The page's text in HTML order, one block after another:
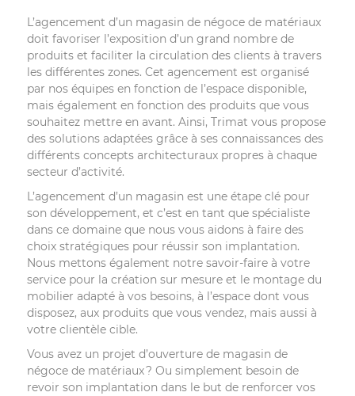
L’agencement d’un magasin de négoce de matériaux
doit favoriser l’exposition d’un grand nombre de
produits et faciliter la circulation des clients à travers
les différentes zones. Cet agencement est organisé
par nos équipes en fonction de l’espace disponible,
mais également en fonction des produits que vous
souhaitez mettre en avant. Ainsi, Trimat vous propose
des solutions adaptées grâce à ses connaissances des
différents concepts architecturaux propres à chaque
secteur d’activité.
L’agencement d’un magasin est une étape clé pour
son développement, et c’est en tant que spécialiste
dans ce domaine que nous vous aidons à faire des
choix stratégiques pour réussir son implantation.
Nous mettons également notre savoir-faire à votre
service pour la création sur mesure et le montage du
mobilier adapté à vos besoins, à l’espace dont vous
disposez, aux produits que vous vendez, mais aussi à
votre clientèle cible.
Vous avez un projet d’ouverture de magasin de
négoce de matériaux ? Ou simplement besoin de
revoir son implantation dans le but de renforcer vos